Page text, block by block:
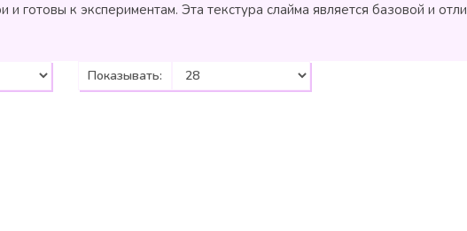
и готовы к экспериментам. Эта текстура слайма является базовой и
Показывать: